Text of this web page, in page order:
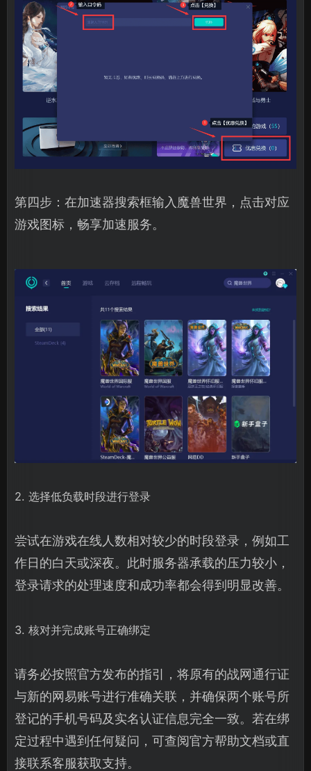
第四步：在加速器搜索框输入魔兽世界，点击对应
游戏图标，畅享加速服务。
2. 选择低负载时段进行登录
尝试在游戏在线人数相对较少的时段登录，例如工
作日的白天或深夜。此时服务器承载的压力较小，
登录请求的处理速度和成功率都会得到明显改善。
3. 核对并完成账号正确绑定
请务必按照官方发布的指引，将原有的战网通行证
与新的网易账号进行准确关联，并确保两个账号所
登记的手机号码及实名认证信息完全一致。若在绑
定过程中遇到任何疑问，可查阅官方帮助文档或直
接联系客服获取支持。